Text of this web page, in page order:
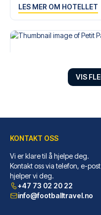
LES MER OM HOTELLET
Petit Palace Tres Cruces
Dersom du velger Petit
LES MER OM HOTELLET
VIS
KONTAKT OSS
Vi er klare til å hjelpe deg.
Kontakt oss via telefon, e-
hjelper vi deg.
+47 73 02 20 22
info@footballtravel.no